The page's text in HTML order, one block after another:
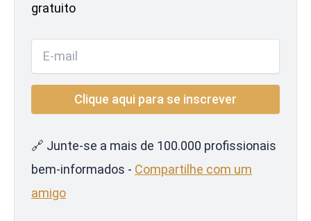
gratuito
🔗 Junte-se a mais de 100.000 profissionais
bem-informados - Compartilhe com um
amigo